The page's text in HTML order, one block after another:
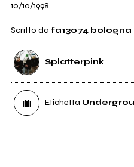
10/10/1998
Scritto da fa13074 bologna
Splatterpink
Etichetta